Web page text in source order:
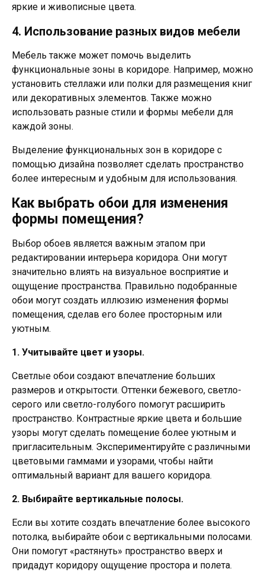
яркие и живописные цвета.
4. Использование разных видов мебели
Мебель также может помочь выделить
функциональные зоны в коридоре. Например, можно
установить стеллажи или полки для размещения книг
или декоративных элементов. Также можно
использовать разные стили и формы мебели для
каждой зоны.
Выделение функциональных зон в коридоре с
помощью дизайна позволяет сделать пространство
более интересным и удобным для использования.
Как выбрать обои для изменения
формы помещения?
Выбор обоев является важным этапом при
редактировании интерьера коридора. Они могут
значительно влиять на визуальное восприятие и
ощущение пространства. Правильно подобранные
обои могут создать иллюзию изменения формы
помещения, сделав его более просторным или
уютным.
1. Учитывайте цвет и узоры.
Светлые обои создают впечатление больших
размеров и открытости. Оттенки бежевого, светло-
серого или светло-голубого помогут расширить
пространство. Контрастные яркие цвета и большие
узоры могут сделать помещение более уютным и
пригласительным. Экспериментируйте с различными
цветовыми гаммами и узорами, чтобы найти
оптимальный вариант для вашего коридора.
2. Выбирайте вертикальные полосы.
Если вы хотите создать впечатление более высокого
потолка, выбирайте обои с вертикальными полосами.
Они помогут «растянуть» пространство вверх и
придадут коридору ощущение простора и полета.